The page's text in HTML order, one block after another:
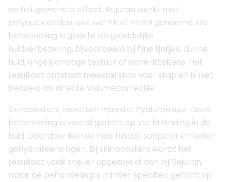
en het gewenste effect. Rejuran werkt met
polynucleotiden, ook wel PN of PDRN genoemd. De
behandeling is gericht op geleidelijke
huidverbetering, bijvoorbeeld bij fijne lijntjes, dunne
huid, ongelijkmatige textuur of acne littekens. Het
resultaat ontstaat meestal stap voor stap en is niet
bedoeld als directe volumecorrectie.
Skinboosters bevatten meestal hyaluronzuur. Deze
behandeling is vooral gericht op vochtbinding in de
huid. Daardoor kan de huid frisser, soepeler en beter
gehydrateerd ogen. Bij skinboosters wordt het
resultaat vaak sneller opgemerkt dan bij Rejuran,
maar de behandeling is minder specifiek gericht op